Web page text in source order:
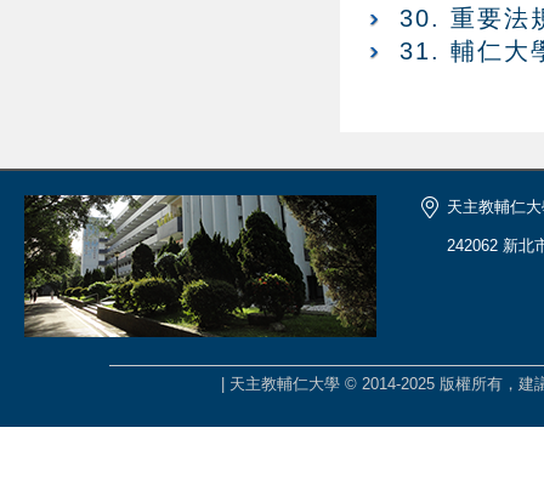
30. 重要法
31. 輔仁大
天主教輔仁
242062 新北
| 天主教輔仁大學 © 2014-2025 版權所有，